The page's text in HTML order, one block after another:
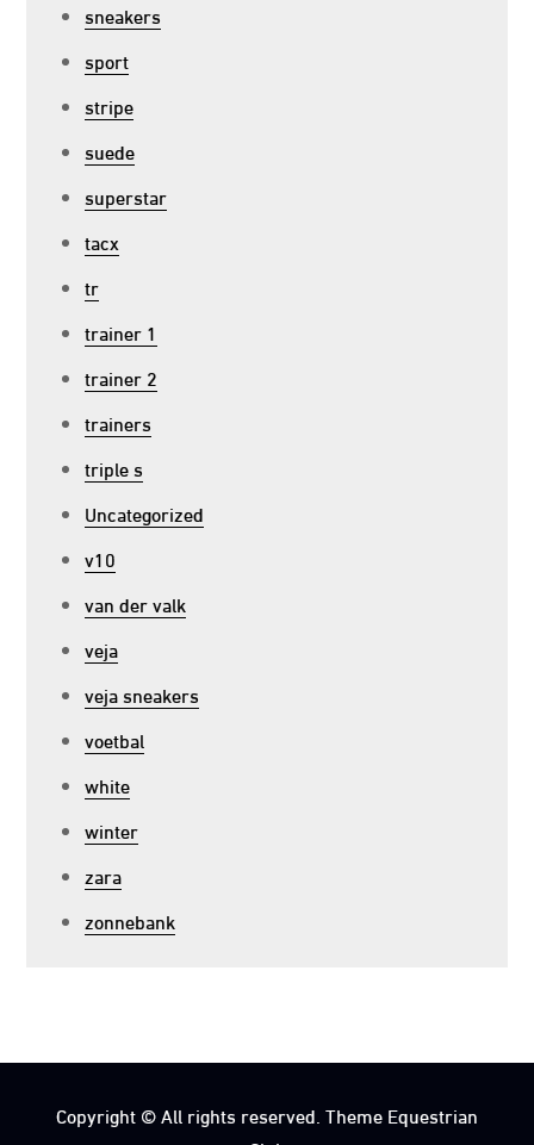
sneakers
sport
stripe
suede
superstar
tacx
tr
trainer 1
trainer 2
trainers
triple s
Uncategorized
v10
van der valk
veja
veja sneakers
voetbal
white
winter
zara
zonnebank
Copyright © All rights reserved. Theme Equestrian